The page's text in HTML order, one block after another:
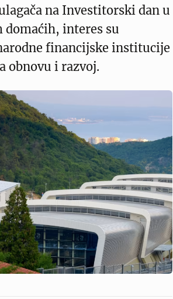
na Investitorski dan u
domaćih, interes su
financijske institucije
obnovu i razvoj.